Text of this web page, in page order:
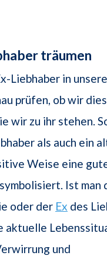
träumen
Liebhaber in
prüfen, ob wir
wir zu ihr stehen.
als auch ein
Weise eine
Ist man
oder der Ex des
aktuelle
und